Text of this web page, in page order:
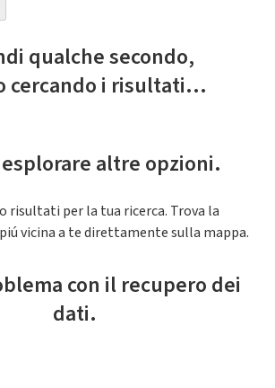
qualche secondo,
cercando i risultati...
esplorare altre opzioni.
risultati per la tua ricerca. Trova la
vicina a te direttamente sulla mappa.
con il recupero dei
dati.